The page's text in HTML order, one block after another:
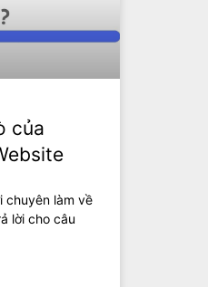
của
chuyên làm về
lời cho câu